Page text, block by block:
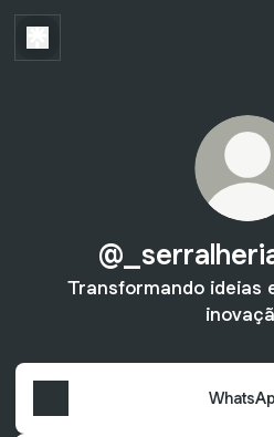
Transformando ideias